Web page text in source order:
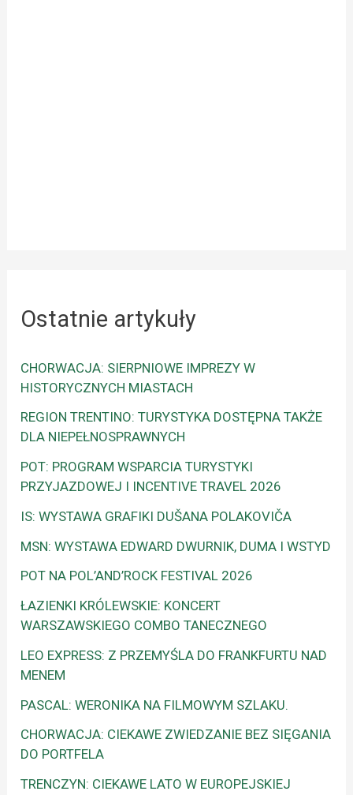
Ostatnie artykuły
CHORWACJA: SIERPNIOWE IMPREZY W
HISTORYCZNYCH MIASTACH
REGION TRENTINO: TURYSTYKA DOSTĘPNA TAKŻE
DLA NIEPEŁNOSPRAWNYCH
POT: PROGRAM WSPARCIA TURYSTYKI
PRZYJAZDOWEJ I INCENTIVE TRAVEL 2026
IS: WYSTAWA GRAFIKI DUŠANA POLAKOVIČA
MSN: WYSTAWA EDWARD DWURNIK, DUMA I WSTYD
POT NA POL’AND’ROCK FESTIVAL 2026
ŁAZIENKI KRÓLEWSKIE: KONCERT
WARSZAWSKIEGO COMBO TANECZNEGO
LEO EXPRESS: Z PRZEMYŚLA DO FRANKFURTU NAD
MENEM
PASCAL: WERONIKA NA FILMOWYM SZLAKU.
CHORWACJA: CIEKAWE ZWIEDZANIE BEZ SIĘGANIA
DO PORTFELA
TRENCZYN: CIEKAWE LATO W EUROPEJSKIEJ